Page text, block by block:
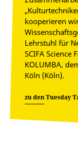
kooperieren
Lehrstuhl für
SCIFA
KOLUMBA,
Köln (Köln).
zu den Tuesday